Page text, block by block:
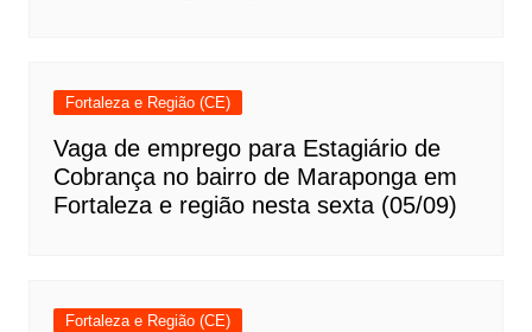
Fortaleza e Região (CE)
Vaga de emprego para Estagiário de
Cobrança no bairro de Maraponga em
Fortaleza e região nesta sexta (05/09)
Fortaleza e Região (CE)